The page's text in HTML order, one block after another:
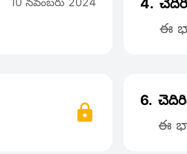
4.
ఈ
6.
ఈ